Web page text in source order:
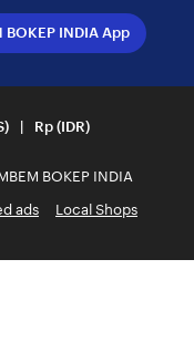
INDIA App
| Rp (IDR)
BOKEP INDIA
ads
Local Shops